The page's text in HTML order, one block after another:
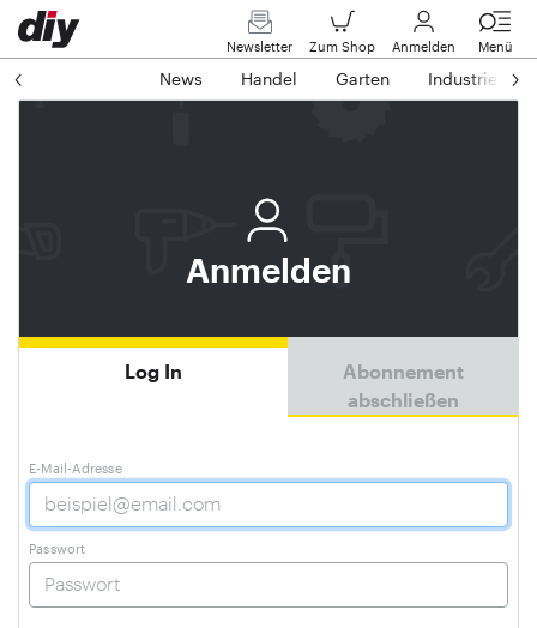
Newsletter Zum Shop Anmelden Menü
News Handel Garten Industrie
Anmelden
Log In
Abonnement
abschließen
E-Mail-Adresse
Passwort